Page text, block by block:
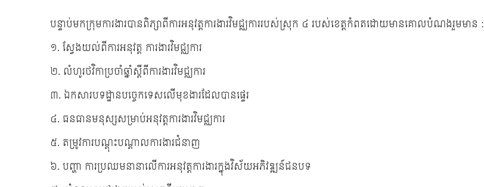
បន្ទាប់មកក្រុមការងារបានពិភ្សាពីការអនុវត្តការងារវិមជ្ឈការរបស់ស្រុក ៤ របស់ខេត្តកំពតដោយមានគោលបំណងរួមមាន :
១. ស្វែងយល់ពីការអនុវត្ត ការងារវិមជ្ឈការ
២. លំហូរថវិកាប្រចាំឆ្នាំស្តីពីការងារវិមជ្ឈការ
៣. ឯកសារបទដ្ឋានបច្ចេកទេសលើមុខងារដែលបានផ្ទេរ
៤. ធនធានមនុស្សសម្រាប់អនុវត្តការងារវិមជ្ឈការ
៥. តម្រូវការបណ្តុះបណ្តាលការងារជំនាញ
៦. បញ្ហា ការប្រឈមនានាលើការអនុវត្តការងារក្នុងវិស័យអភិវឌ្ឍន៍ជនបទ